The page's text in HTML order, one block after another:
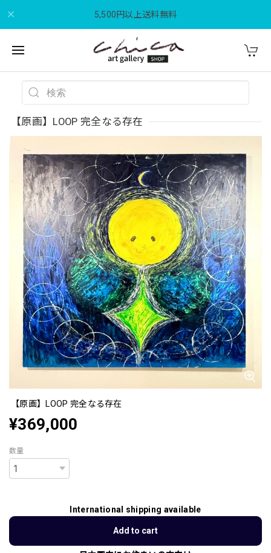
5,500円以上送料無料
【原画】LOOP 完全なる存在
【原画】LOOP 完全なる存在
¥369,000
数量
International shipping available
Add to cart